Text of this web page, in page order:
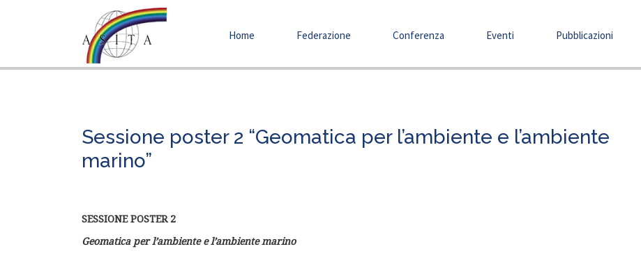
Home Federazione Conferenza Eventi Pubblicazioni
Sessione poster 2 “Geomatica per l’ambiente e l’ambiente
marino”
SESSIONE POSTER 2
Geomatica per l’ambiente e l’ambiente marino